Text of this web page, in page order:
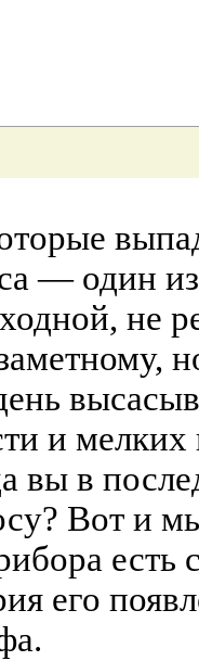
— один
не
и
вы в
Вот и
есть
его